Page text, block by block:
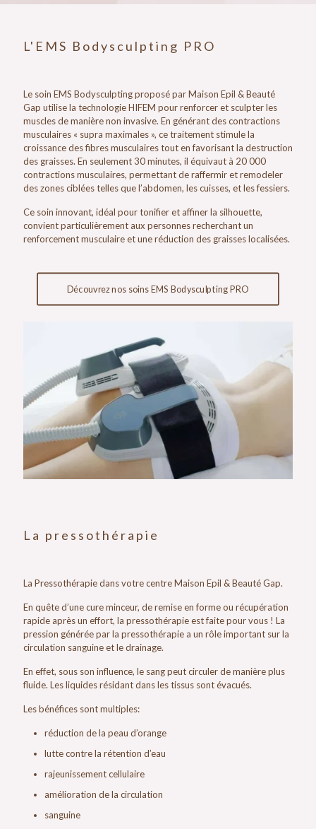
L'EMS Bodysculpting PRO
Le soin EMS Bodysculpting proposé par Maison Epil & Beauté
Gap utilise la technologie HIFEM pour renforcer et sculpter les
muscles de manière non invasive. En générant des contractions
musculaires « supra maximales », ce traitement stimule la
croissance des fibres musculaires tout en favorisant la destruction
des graisses. En seulement 30 minutes, il équivaut à 20 000
contractions musculaires, permettant de raffermir et remodeler
des zones ciblées telles que l’abdomen, les cuisses, et les fessiers.
Ce soin innovant, idéal pour tonifier et affiner la silhouette,
convient particulièrement aux personnes recherchant un
renforcement musculaire et une réduction des graisses localisées.
Découvrez nos soins EMS Bodysculpting PRO
La pressothérapie
La Pressothérapie dans votre centre Maison Epil & Beauté Gap.
En quête d’une cure minceur, de remise en forme ou récupération
rapide après un effort, la pressothérapie est faite pour vous ! La
pression générée par la pressothérapie a un rôle important sur la
circulation sanguine et le drainage.
En effet, sous son influence, le sang peut circuler de manière plus
fluide. Les liquides résidant dans les tissus sont évacués.
Les bénéfices sont multiples:
réduction de la peau d’orange
lutte contre la rétention d’eau
rajeunissement cellulaire
amélioration de la circulation
sanguine